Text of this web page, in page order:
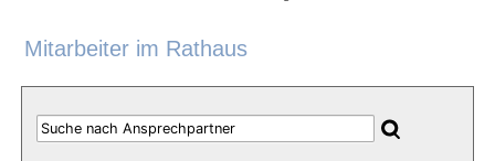
Mitarbeiter im Rathaus